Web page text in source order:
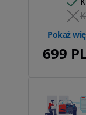
Pokaż
699